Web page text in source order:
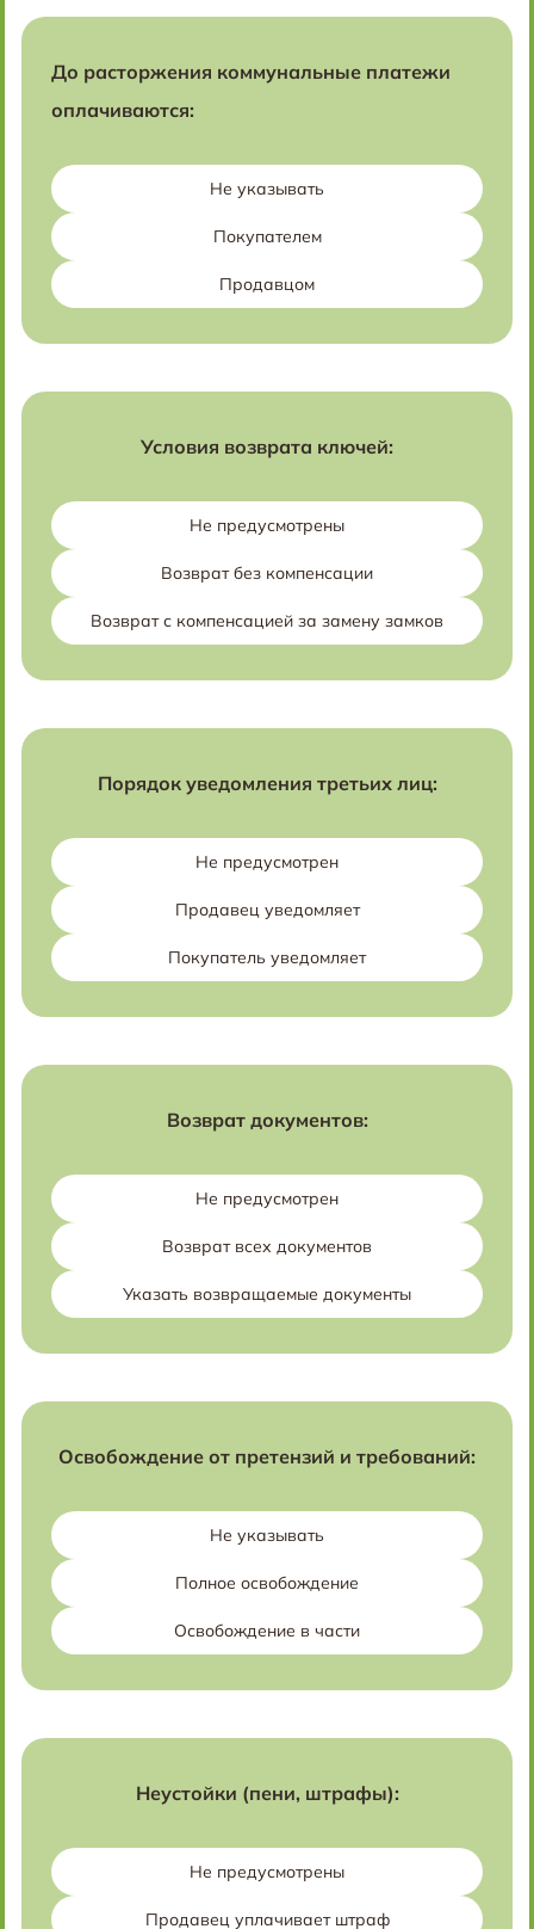
До расторжения коммунальные платежи
оплачиваются:
Не указывать
Покупателем
Продавцом
Условия возврата ключей:
Не предусмотрены
Возврат без компенсации
Возврат с компенсацией за замену замков
Порядок уведомления третьих лиц:
Не предусмотрен
Продавец уведомляет
Покупатель уведомляет
Возврат документов:
Не предусмотрен
Возврат всех документов
Указать возвращаемые документы
Освобождение от претензий и требований:
Не указывать
Полное освобождение
Освобождение в части
Неустойки (пени, штрафы):
Не предусмотрены
Продавец уплачивает штраф